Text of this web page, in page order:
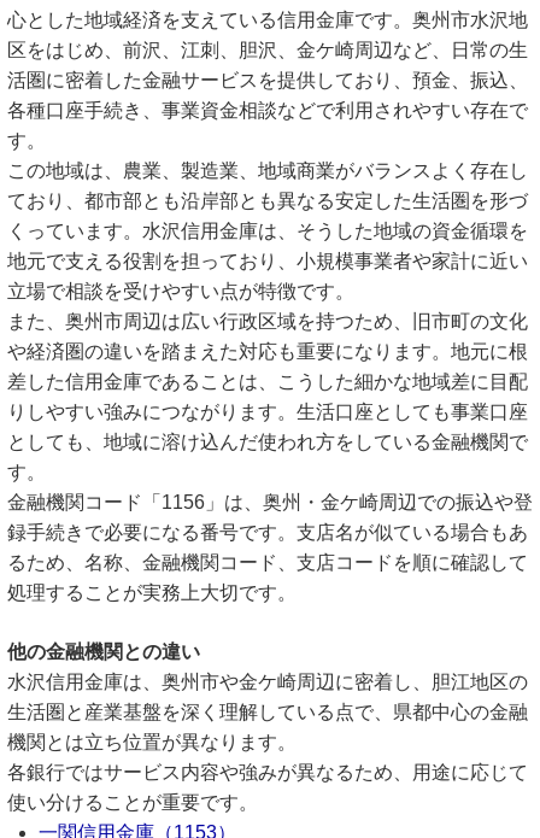
心とした地域経済を支えている信用金庫です。奥州市水沢地
区をはじめ、前沢、江刺、胆沢、金ケ崎周辺など、日常の生
活圏に密着した金融サービスを提供しており、預金、振込、
各種口座手続き、事業資金相談などで利用されやすい存在で
す。
この地域は、農業、製造業、地域商業がバランスよく存在し
ており、都市部とも沿岸部とも異なる安定した生活圏を形づ
くっています。水沢信用金庫は、そうした地域の資金循環を
地元で支える役割を担っており、小規模事業者や家計に近い
立場で相談を受けやすい点が特徴です。
また、奥州市周辺は広い行政区域を持つため、旧市町の文化
や経済圏の違いを踏まえた対応も重要になります。地元に根
差した信用金庫であることは、こうした細かな地域差に目配
りしやすい強みにつながります。生活口座としても事業口座
としても、地域に溶け込んだ使われ方をしている金融機関で
す。
金融機関コード「1156」は、奥州・金ケ崎周辺での振込や登
録手続きで必要になる番号です。支店名が似ている場合もあ
るため、名称、金融機関コード、支店コードを順に確認して
処理することが実務上大切です。
他の金融機関との違い
水沢信用金庫は、奥州市や金ケ崎周辺に密着し、胆江地区の
生活圏と産業基盤を深く理解している点で、県都中心の金融
機関とは立ち位置が異なります。
各銀行ではサービス内容や強みが異なるため、用途に応じて
使い分けることが重要です。
一関信用金庫（1153）